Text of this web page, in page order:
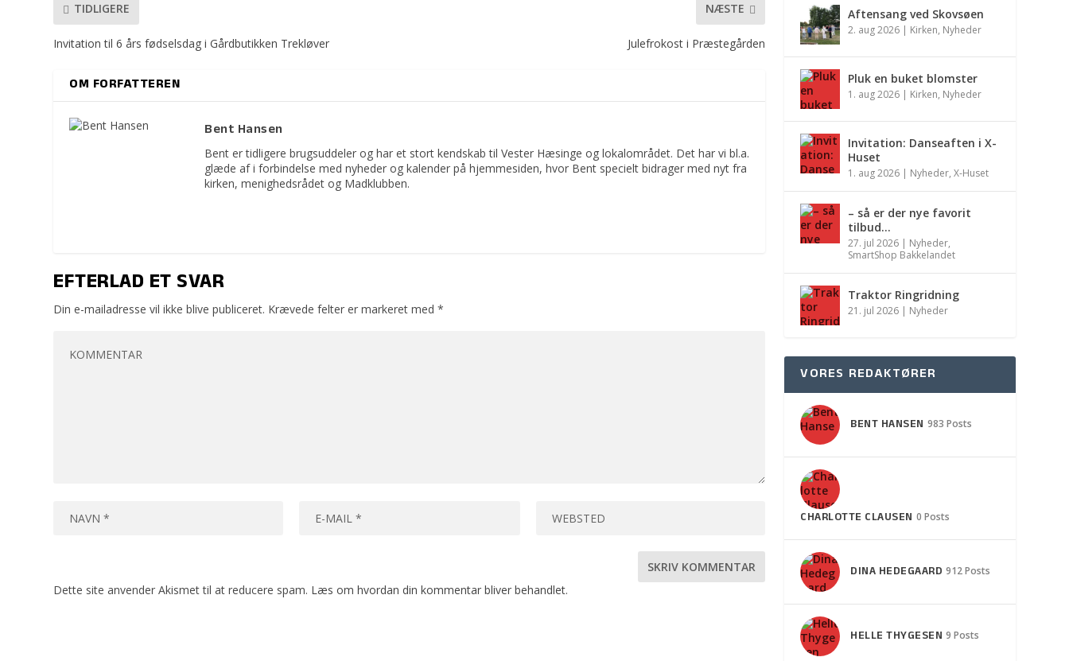
TIDLIGERE
Invitation til 6 års fødselsdag i Gårdbutikken Trekløver
NÆSTE
Julefrokost i Præstegården
OM FORFATTEREN
Bent Hansen
Bent er tidligere brugsuddeler og har et stort kendskab til Vester Hæsinge og lokalområdet. Det har vi bl.a.
glæde af i forbindelse med nyheder og kalender på hjemmesiden, hvor Bent specielt bidrager med nyt fra
kirken, menighedsrådet og Madklubben.
EFTERLAD ET SVAR
Din e-mailadresse vil ikke blive publiceret. Krævede felter er markeret med*
Dette site anvender Akismet til at reducere spam. Læs om hvordan din kommentar bliver behandlet.
Aftensang ved Skovsøen
2. aug 2026 | Kirken, Nyheder
Pluk en buket blomster
1. aug 2026 | Kirken, Nyheder
Invitation: Danseaften i X-
Huset
1. aug 2026 | Nyheder,X-Huset
– så er der nye favorit
tilbud…
27. jul 2026 | Nyheder,
SmartShop Bakkelandet
Traktor Ringridning
21. jul 2026 | Nyheder
VORES REDAKTØRER
BENT HANSEN 983 Posts
CHARLOTTE CLAUSEN 0 Posts
DINA HEDEGAARD 912 Posts
HELLE THYGESEN 9 Posts